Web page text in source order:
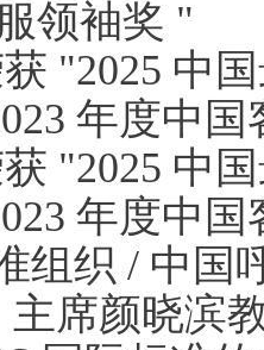
领袖奖 "
获 "2025 中
年度中
获 "2025 中
年度中
组织 / 中国
主席颜晓滨